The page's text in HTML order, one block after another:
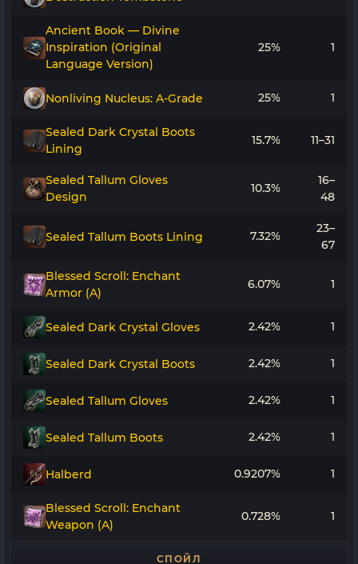
Ancient Book — Divine
Inspiration (Original
Language Version)
25% 1
Nonliving Nucleus: A-Grade 25% 1
Sealed Dark Crystal Boots
Lining
15.7% 11–31
Sealed Tallum Gloves
Design
10.3%
16–
48
Sealed Tallum Boots Lining 7.32%
23–
67
Blessed Scroll: Enchant
Armor (A)
6.07% 1
Sealed Dark Crystal Gloves 2.42% 1
Sealed Dark Crystal Boots 2.42% 1
Sealed Tallum Gloves 2.42% 1
Sealed Tallum Boots 2.42% 1
Halberd 0.9207% 1
Blessed Scroll: Enchant
Weapon (A)
0.728% 1
СПОЙЛ